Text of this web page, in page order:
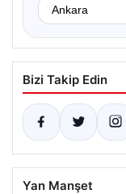
Bizi Takip Edin
Yan Manşet